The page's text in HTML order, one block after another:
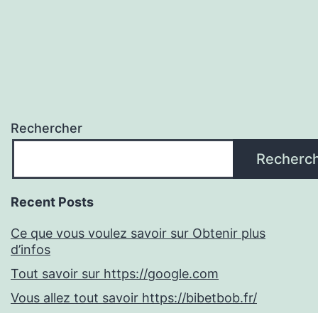
Rechercher
Recent Posts
Ce que vous voulez savoir sur Obtenir plus
d’infos
Tout savoir sur https://google.com
Vous allez tout savoir https://bibetbob.fr/